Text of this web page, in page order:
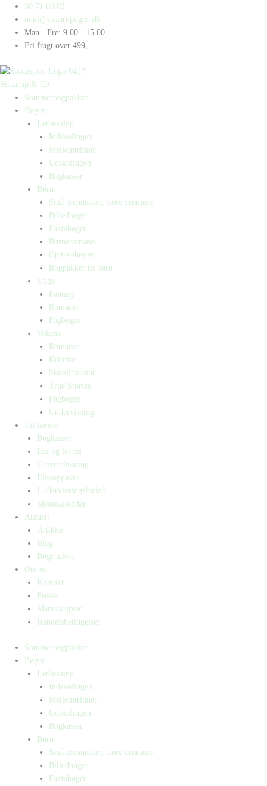
indholdet
30 71 00 03
mail@straarupogco.dk
Man - Fre: 9.00 - 15.00
Fri fragt over 499,-
Straarup & Co
Sommerbogpakker
Bøger
Letlæsning
Indskolingen
Mellemtrinnet
Udskolingen
Bogkasser
Børn
Små mennesker, store drømme
Billedbøger
Faktabøger
Børneromaner
Opgavebøger
Bogpakker til børn
Unge
Fantasy
Romaner
Fagbøger
Voksne
Romance
Krimier
Skønlitteratur
True Stories
Fagbøger
Undervisning
Til lærere
Bogkasser
Lix og let-tal
Universlæsning
Elevopgaver
Undervisningsforløb
Messekalender
Aktuelt
Artikler
Blog
Bogtrailere
Om os
Kontakt
Presse
Manuskripter
Handelsbetingelser
Sommerbogpakker
Bøger
Letlæsning
Indskolingen
Mellemtrinnet
Udskolingen
Bogkasser
Børn
Små mennesker, store drømme
Billedbøger
Faktabøger
Products
search
Products
search
Donor